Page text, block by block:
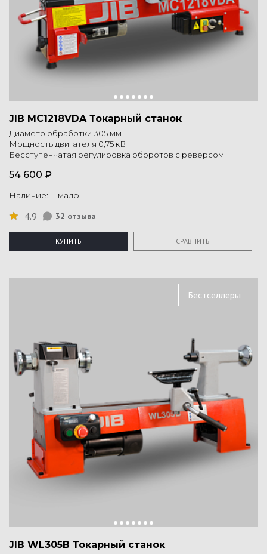
JIB MC1218VDA Токарный станок
Диаметр обработки 305 мм
Мощность двигателя 0,75 кВт
Бесступенчатая регулировка оборотов с реверсом
54 600 ₽
Наличие: мало
4.9 32 отзыва
КУПИТЬ СРАВНИТЬ
Бестселлеры
JIB WL305B Токарный станок